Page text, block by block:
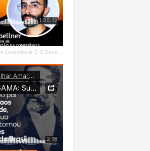
A Consciência E O Sentir - Se Estrangeiro Ao Mundo